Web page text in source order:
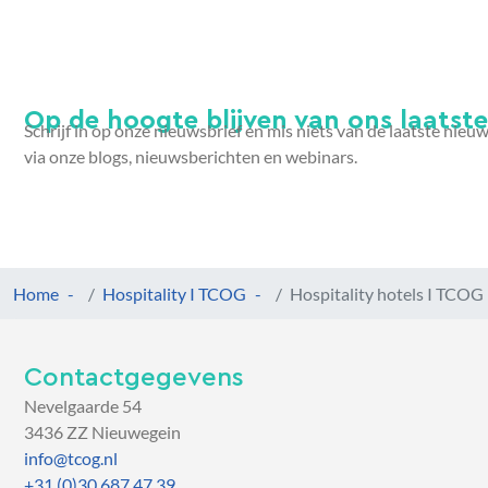
Op de hoogte blijven van ons
Schrijf in op onze nieuwsbrief en mis niets van de laatste
via onze blogs, nieuwsberichten en webinars.
Home Hospitality I TCOG Hospitality hotels I TCOG
Contactgegevens
Nevelgaarde 54
3436 ZZ Nieuwegein
info@tcog.nl